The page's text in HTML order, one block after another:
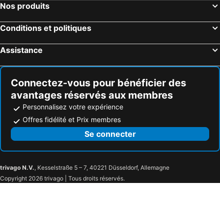
Nos produits
Conditions et politiques
Assistance
Connectez-vous pour bénéficier des
avantages réservés aux membres
Personnalisez votre expérience
Offres fidélité et Prix membres
Se connecter
trivago N.V., Kesselstraße 5 – 7, 40221 Düsseldorf, Allemagne
Copyright 2026 trivago | Tous droits réservés.